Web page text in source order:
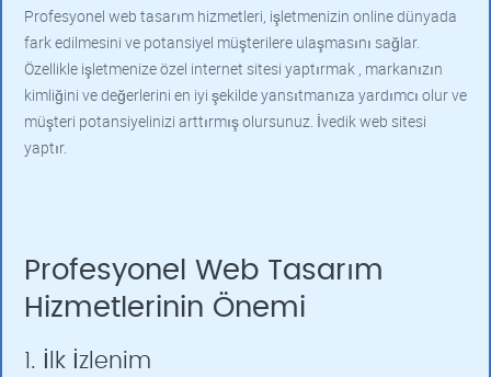
Profesyonel web tasarım hizmetleri, işletmenizin online dünyada
fark edilmesini ve potansiyel müşterilere ulaşmasını sağlar.
Özellikle işletmenize özel internet sitesi yaptırmak , markanızın
kimliğini ve değerlerini en iyi şekilde yansıtmanıza yardımcı olur ve
müşteri potansiyelinizi arttırmış olursunuz. İvedik web sitesi
yaptır.
Profesyonel Web Tasarım
Hizmetlerinin Önemi
1. İlk İzlenim